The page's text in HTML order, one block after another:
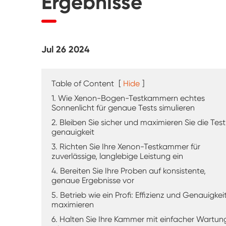
UV-Verwitterung tester
Begehbare Kammer
Spezielle Test kammer
IP-Test geräte
Jul 26 2024
Table of Content [ Hide ]
1. Wie Xenon-Bogen-Testkammern echtes
Sonnenlicht für genaue Tests simulieren
2. Bleiben Sie sicher und maximieren Sie die Test
genauigkeit
3. Richten Sie Ihre Xenon-Testkammer für
zuverlässige, langlebige Leistung ein
4. Bereiten Sie Ihre Proben auf konsistente,
genaue Ergebnisse vor
5. Betrieb wie ein Profi: Effizienz und
maximieren
6. Halten Sie Ihre Kammer mit einfacher